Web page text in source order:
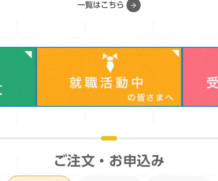
一覧はこちら
ご注文・お申込み